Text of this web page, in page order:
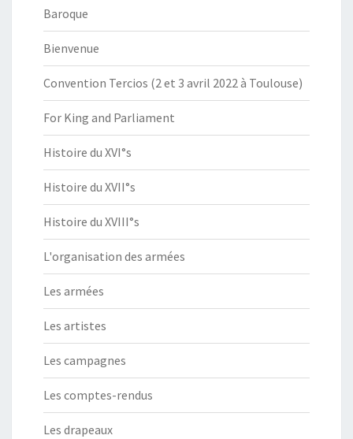
Baroque
Bienvenue
Convention Tercios (2 et 3 avril 2022 à Toulouse)
For King and Parliament
Histoire du XVI°s
Histoire du XVII°s
Histoire du XVIII°s
L'organisation des armées
Les armées
Les artistes
Les campagnes
Les comptes-rendus
Les drapeaux